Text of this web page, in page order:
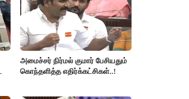
அமைச்சர் நிர்மல் குமார் பேசியதும்
கொந்தளித்த எதிர்க்கட்சிகள்..!